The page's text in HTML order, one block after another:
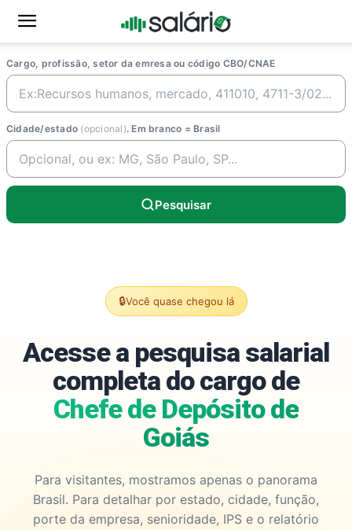
Cargo, profissão, setor da emresa ou código CBO/CNAE
Cidade/estado (opcional). Em branco = Brasil
Pesquisar
🔒Você quase chegou lá
Acesse a pesquisa salarial
completa do cargo de
Chefe de Depósito de
Goiás
Para visitantes, mostramos apenas o panorama
Brasil. Para detalhar por estado, cidade, função,
porte da empresa, senioridade, IPS e o relatório